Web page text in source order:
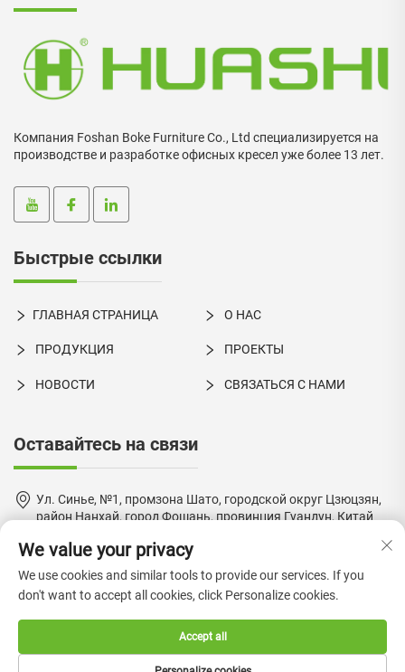
Компания Foshan Boke Furniture Co., Ltd специализируется на
производстве и разработке офисных кресел уже более 13 лет.
Быстрые ссылки
ГЛАВНАЯ СТРАНИЦА О НАС
ПРОДУКЦИЯ ПРОЕКТЫ
НОВОСТИ СВЯЗАТЬСЯ С НАМИ
Оставайтесь на связи
Ул. Синье, №1, промзона Шато, городской округ Цзюцзян,
район Нанхай, город Фошань, провинция Гуандун, Китай
+86-18924550960
[email protected]
Copyright © 2024 by Foshan Boke Furniture Co., Ltd. —Политика
We value your privacy
We use cookies and similar tools to provide our services. If you
don't want to accept all cookies, click Personalize cookies.
Accept all